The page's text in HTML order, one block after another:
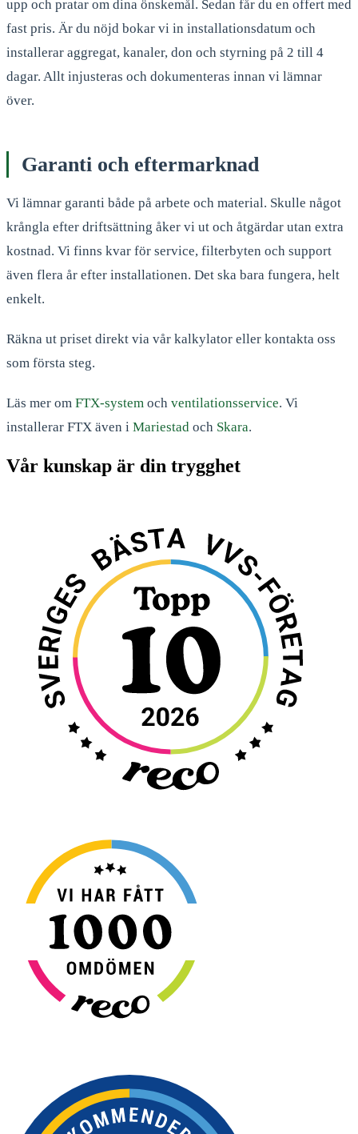
upp och pratar om dina önskemål. Sedan får du en offert med
fast pris. Är du nöjd bokar vi in installationsdatum och
installerar aggregat, kanaler, don och styrning på 2 till 4
dagar. Allt injusteras och dokumenteras innan vi lämnar
över.
Garanti och eftermarknad
Vi lämnar garanti både på arbete och material. Skulle något
krångla efter driftsättning åker vi ut och åtgärdar utan extra
kostnad. Vi finns kvar för service, filterbyten och support
även flera år efter installationen. Det ska bara fungera, helt
enkelt.
Räkna ut priset direkt via vår kalkylator eller kontakta oss
som första steg.
Läs mer om FTX-system och ventilationsservice. Vi
installerar FTX även i Mariestad och Skara.
Vår kunskap är din trygghet